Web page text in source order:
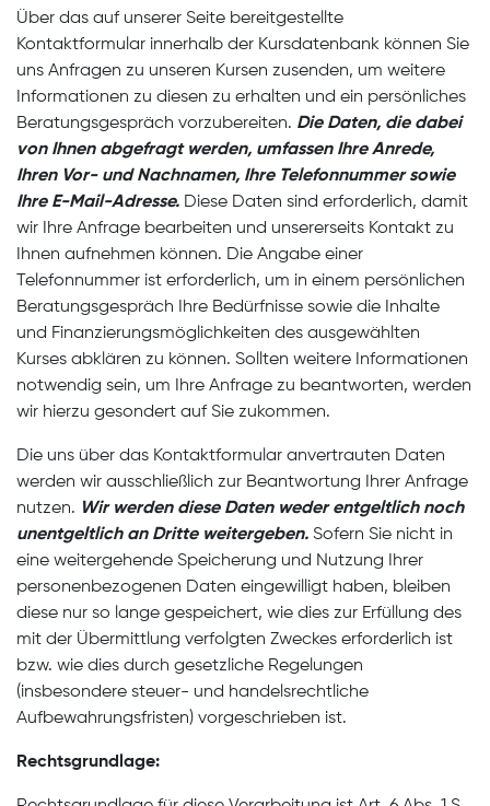
Über das auf unserer Seite bereitgestellte
Kontaktformular innerhalb der Kursdatenbank können Sie
uns Anfragen zu unseren Kursen zusenden, um weitere
Informationen zu diesen zu erhalten und ein persönliches
Beratungsgespräch vorzubereiten. Die Daten, die dabei
von Ihnen abgefragt werden, umfassen Ihre Anrede,
Ihren Vor- und Nachnamen, Ihre Telefonnummer sowie
Ihre E-Mail-Adresse. Diese Daten sind erforderlich, damit
wir Ihre Anfrage bearbeiten und unsererseits Kontakt zu
Ihnen aufnehmen können. Die Angabe einer
Telefonnummer ist erforderlich, um in einem persönlichen
Beratungsgespräch Ihre Bedürfnisse sowie die Inhalte
und Finanzierungsmöglichkeiten des ausgewählten
Kurses abklären zu können. Sollten weitere Informationen
notwendig sein, um Ihre Anfrage zu beantworten, werden
wir hierzu gesondert auf Sie zukommen.
Die uns über das Kontaktformular anvertrauten Daten
werden wir ausschließlich zur Beantwortung Ihrer Anfrage
nutzen. Wir werden diese Daten weder entgeltlich noch
unentgeltlich an Dritte weitergeben. Sofern Sie nicht in
eine weitergehende Speicherung und Nutzung Ihrer
personenbezogenen Daten eingewilligt haben, bleiben
diese nur so lange gespeichert, wie dies zur Erfüllung des
mit der Übermittlung verfolgten Zweckes erforderlich ist
bzw. wie dies durch gesetzliche Regelungen
(insbesondere steuer- und handelsrechtliche
Aufbewahrungsfristen) vorgeschrieben ist.
Rechtsgrundlage: